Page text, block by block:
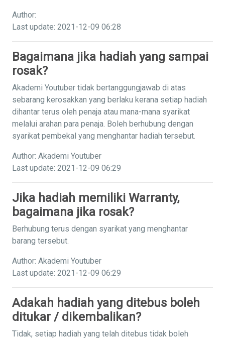
Author:
Last update: 2021-12-09 06:28
Bagaimana jika hadiah yang sampai
rosak?
Akademi Youtuber tidak bertanggungjawab di atas
sebarang kerosakkan yang berlaku kerana setiap hadiah
dihantar terus oleh penaja atau mana-mana syarikat
melalui arahan para penaja. Boleh berhubung dengan
syarikat pembekal yang menghantar hadiah tersebut.
Author: Akademi Youtuber
Last update: 2021-12-09 06:29
Jika hadiah memiliki Warranty,
bagaimana jika rosak?
Berhubung terus dengan syarikat yang menghantar
barang tersebut.
Author: Akademi Youtuber
Last update: 2021-12-09 06:29
Adakah hadiah yang ditebus boleh
ditukar / dikembalikan?
Tidak, setiap hadiah yang telah ditebus tidak boleh